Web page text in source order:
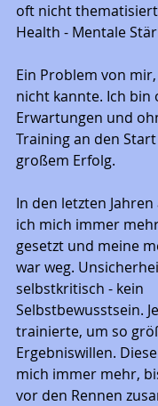
oft nicht
Health - Mentale
Ein Problem von
nicht kannte. Ich bin
Erwartungen und
Training an den
großem Erfolg.
In den letzten
ich mich immer
gesetzt und meine
war weg.
selbstkritisch - kein
Selbstbewusstsein.
trainierte, um so
Ergebniswillen.
mich immer mehr,
vor den Rennen